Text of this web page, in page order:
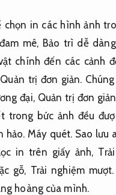
chọn in các hình ảnh
mê, Bảo trì dễ
chính đến các cảnh
Quản trị đơn giản.
đại, Quản trị đơn
trong bức ảnh đều
hảo. Máy quét. Sao lưu
in trên giấy ảnh,
gỗ, Trải nghiệm mượt.
hoàng của mình.